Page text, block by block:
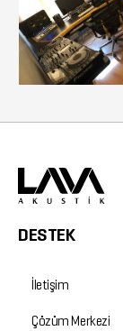
DESTEK
İletişim
Çözüm Merkezi